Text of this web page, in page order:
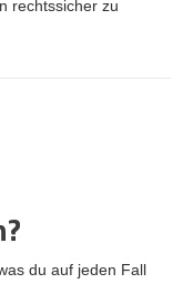
rechtssicher zu
du auf jeden Fall